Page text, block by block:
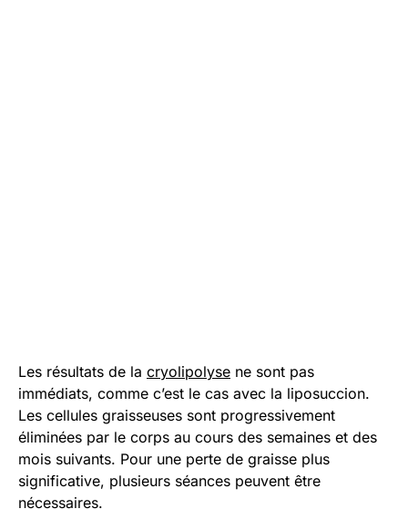
Les résultats de la cryolipolyse ne sont pas
immédiats, comme c’est le cas avec la liposuccion.
Les cellules graisseuses sont progressivement
éliminées par le corps au cours des semaines et des
mois suivants. Pour une perte de graisse plus
significative, plusieurs séances peuvent être
nécessaires.